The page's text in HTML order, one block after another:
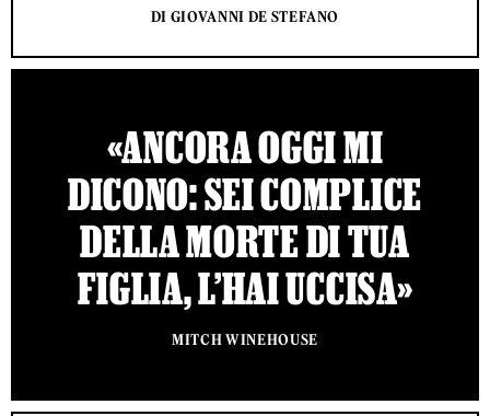
DI GIOVANNI DE STEFANO
«ANCORA OGGI MI
DICONO: SEI COMPLICE
DELLA MORTE DI TUA
FIGLIA, L’HAI UCCISA»
MITCH WINEHOUSE